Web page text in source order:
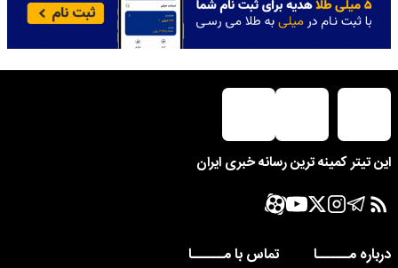
این تیتر کمینه ترین رسانه خبری ایران
درباره مــــــا
تماس با مــــــا